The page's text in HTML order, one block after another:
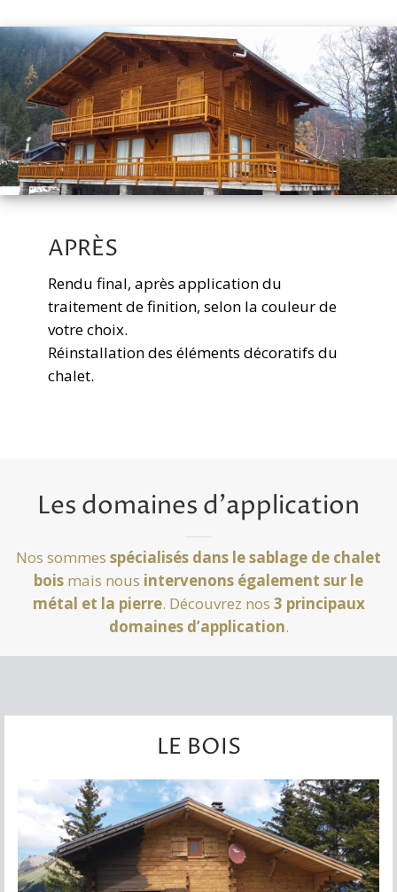
APRÈS
Rendu final, après application du
traitement de finition, selon la couleur de
votre choix.
Réinstallation des éléments décoratifs du
chalet.
Les domaines d'application
Nos sommes spécialisés dans le sablage de chalet
bois mais nous intervenons également sur le
métal et la pierre. Découvrez nos 3 principaux
domaines d’application.
LE BOIS